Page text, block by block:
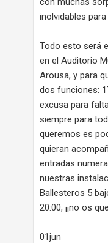
inolvidables
Todo esto será
en el Auditorio
Arousa, y para
dos funciones:
excusa para
siempre para
queremos es
quieran
entradas
nuestras
Ballesteros 5
20:00, ¡¡no os
01jun